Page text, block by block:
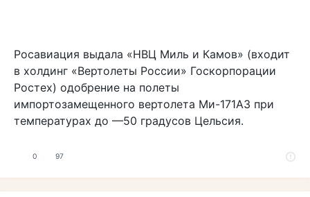
Росавиация выдала «НВЦ Миль и Камов» (входит
в холдинг «Вертолеты России» Госкорпорации
Ростех) одобрение на полеты
импортозамещенного вертолета Ми-171А3 при
температурах до —50 градусов Цельсия.
0 97